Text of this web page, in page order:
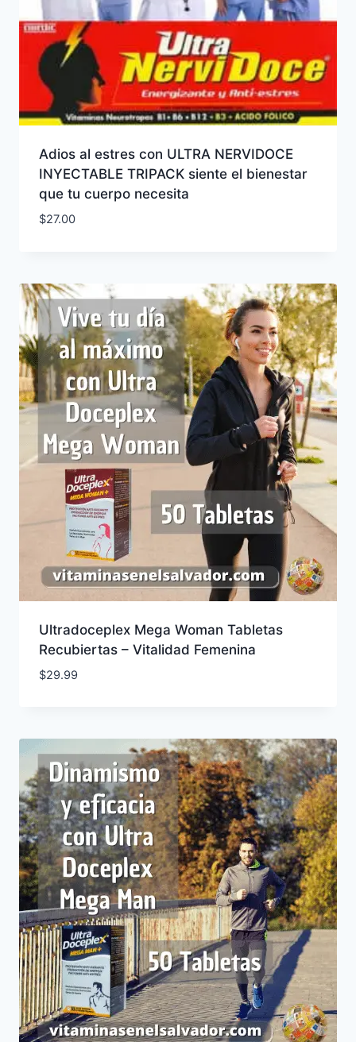
Adios al estres con ULTRA NERVIDOCE
INYECTABLE TRIPACK siente el bienestar
que tu cuerpo necesita
$27.00
Ultradoceplex Mega Woman Tabletas
Recubiertas – Vitalidad Femenina
$29.99